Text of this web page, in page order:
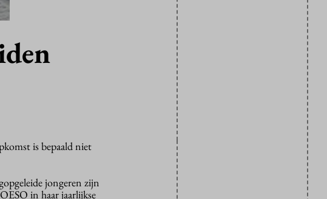
is bepaald niet
jongeren zijn
in haar jaarlijkse